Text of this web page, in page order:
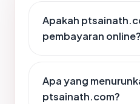
Apakah
pembayaran online?
Apa yang
ptsainath.com?